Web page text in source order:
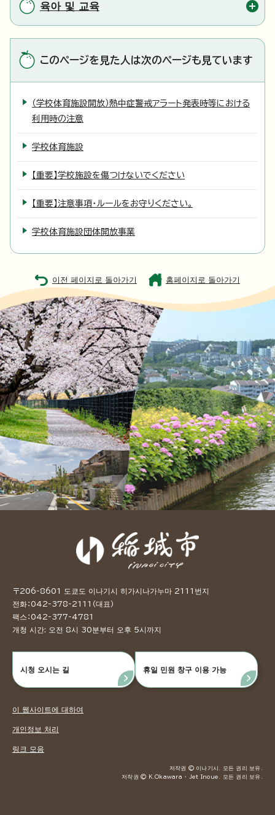
육아 및 교육
このページを見た人は次のページも見ています
（学校体育施設開放）熱中症警戒アラート発表時等における
利用時の注意
学校体育施設
【重要】学校施設を傷つけないでください
【重要】注意事項・ルールをお守りください。
学校体育施設団体開放事業
이전 페이지로 돌아가기 홈페이지로 돌아가기
〒206-8601 도쿄도 이나기시 히가시나가누마 2111번지
전화：042-378-2111（대표）
팩스：042-377-4781
개청 시간: 오전 8시 30분부터 오후 5시까지
시청 오시는 길 휴일 민원 창구 이용 가능
이 웹사이트에 대하여
개인정보 처리
링크 모음
저작권 © 이나기시. 모든 권리 보유.
저작권 © K.Okawara ・ Jet Inoue. 모든 권리 보유.